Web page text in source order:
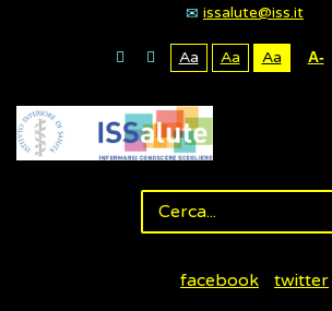
issalute@iss.it
Aa Aa Aa A-
facebook twitter